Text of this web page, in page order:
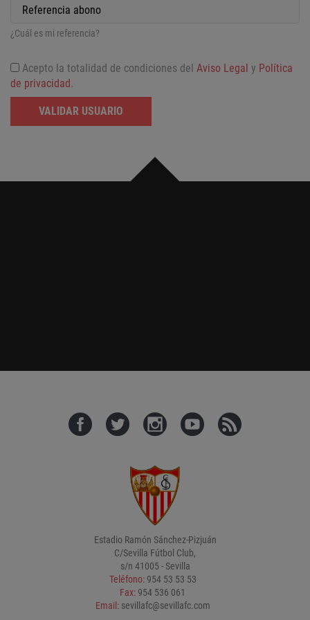
¿Cuál es mi referencia?
Acepto la totalidad de condiciones del Aviso Legal y Política
de privacidad.
VALIDAR USUARIO
Estadio Ramón Sánchez-Pizjuán
C/Sevilla Fútbol Club,
s/n 41005 - Sevilla
Teléfono: 954 53 53 53
Fax: 954 536 061
Email: sevillafc@sevillafc.com